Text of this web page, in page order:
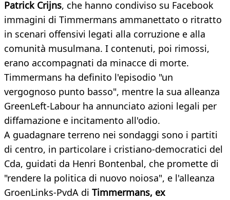
Patrick Crijns, che hanno condiviso su Facebook
immagini di Timmermans ammanettato o ritratto
in scenari offensivi legati alla corruzione e alla
comunità musulmana. I contenuti, poi rimossi,
erano accompagnati da minacce di morte.
Timmermans ha definito l'episodio "un
vergognoso punto basso", mentre la sua alleanza
GreenLeft-Labour ha annunciato azioni legali per
diffamazione e incitamento all'odio.
A guadagnare terreno nei sondaggi sono i partiti
di centro, in particolare i cristiano-democratici del
Cda, guidati da Henri Bontenbal, che promette di
"rendere la politica di nuovo noiosa", e l'alleanza
GroenLinks-PvdA di Timmermans, ex